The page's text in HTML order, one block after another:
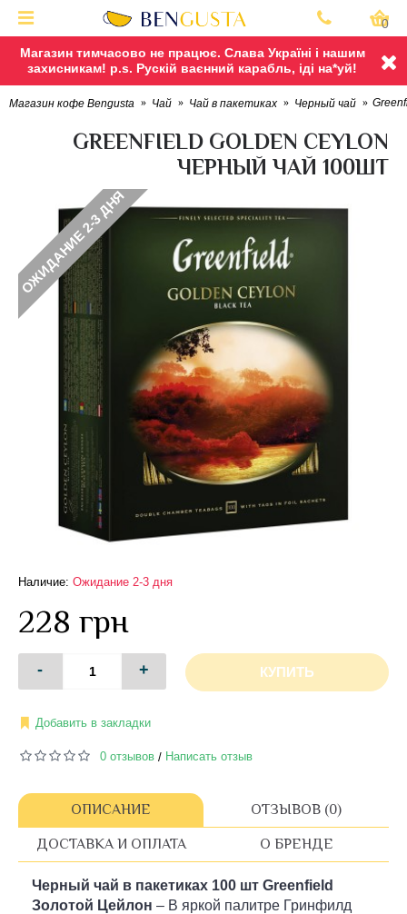
Магазин тимчасово не працює. Слава Україні і нашим
захисникам! p.s. Рускій ваєнний карабль, іді на*уй!
0
Магазин кофе Bengusta Чай Чай в пакетиках Черный чай
GREENFIELD GOLDEN CEYLON
ЧЕРНЫЙ ЧАЙ 100ШТ
ОЖИДАНИЕ 2-3 ДНЯ
Наличие: Ожидание 2-3 дня
228 грн
- + КУПИТЬ
Добавить в закладки
0 отзывов / Написать отзыв
ОПИСАНИЕ ОТЗЫВОВ (0)
ДОСТАВКА И ОПЛАТА О БРЕНДЕ
Черный чай в пакетиках 100 шт Greenfield
Золотой Цейлон – В яркой палитре Гринфилд